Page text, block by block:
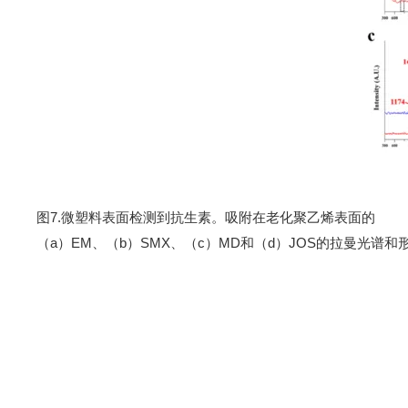
图7.微塑料表面检测到抗生素。吸附在老化聚乙烯表面的
（a） EM 、（b） SMX 、（c） MD和（d）JOS的拉曼光谱和